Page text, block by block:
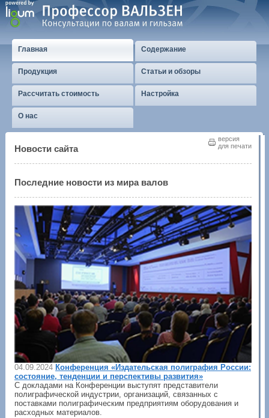
Главная Содержание
Продукция Статьи и обзоры
Рассчитать стоимость Настройка
О нас
версия
для печати
Новости сайта
Последние новости из мира валов
04.09.2024 Конференция «Издательская полиграфия России:
состояние, тенденции и перспективы развития»
С докладами на Конференции выступят представители
полиграфической индустрии, организаций, связанных с
поставками полиграфическим предприятиям оборудования и
расходных материалов.